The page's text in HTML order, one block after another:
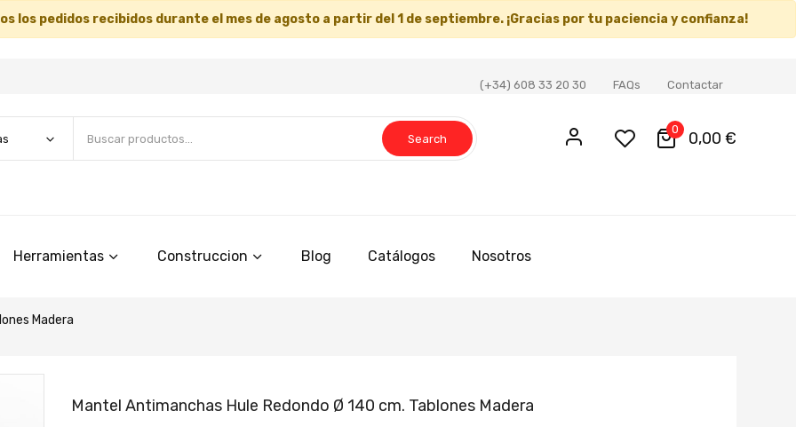
los pedidos recibidos durante el mes de agosto a partir del 1 de septiembre. ¡Gracias por tu paciencia y confianza!
(+34) 608 33 20 30 FAQs Contactar
Search
0 0,00 €
Herramientas Construccion Blog Catálogos Nosotros
Madera
comienzoMantel Antimanchas Hule Redondo Ø 140 cm. Tablones Madera